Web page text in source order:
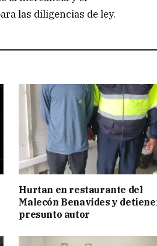
las diligencias de ley.
Hurtan en restaurante del
Malecón Benavides y
presunto autor